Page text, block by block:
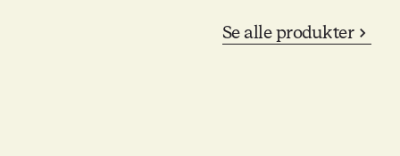
Se alle produkter